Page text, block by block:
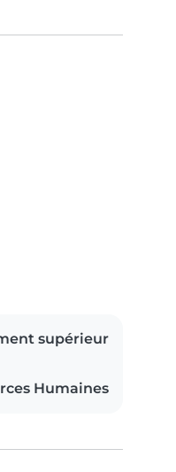
supérieur
Humaines